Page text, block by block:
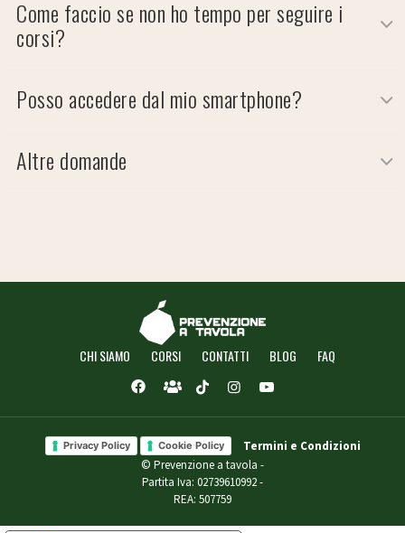
Come faccio se non ho tempo per seguire i
corsi?
Posso accedere dal mio smartphone?
Altre domande
CHI SIAMO CORSI CONTATTI BLOG FAQ
Privacy Policy Cookie Policy
Termini e Condizioni
© Prevenzione a tavola -
Partita Iva: 02739610992 -
REA: 507759